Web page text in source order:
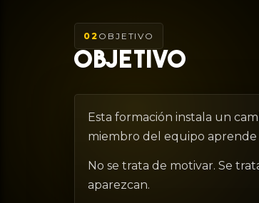
02 OBJETIVO
OBJETIVO
Esta formación instala un
miembro del equipo aprende
No se trata de motivar. Se
aparezcan.